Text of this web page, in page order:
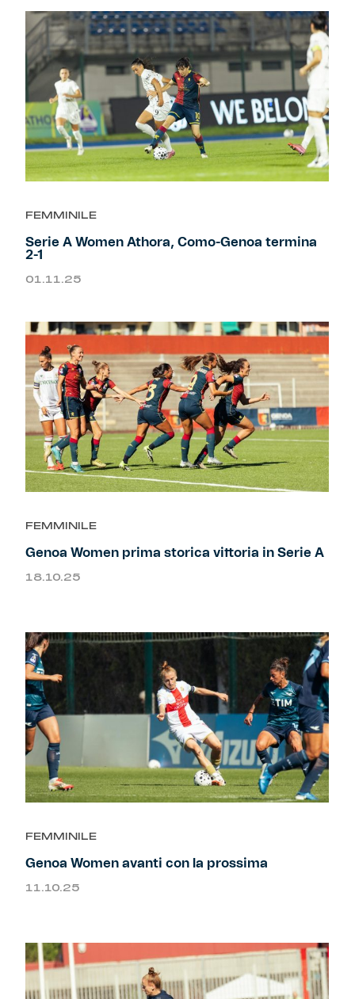
FEMMINILE
Serie A Women Athora, Como-Genoa termina
2-1
01.11.25
FEMMINILE
Genoa Women prima storica vittoria in Serie A
18.10.25
FEMMINILE
Genoa Women avanti con la prossima
11.10.25